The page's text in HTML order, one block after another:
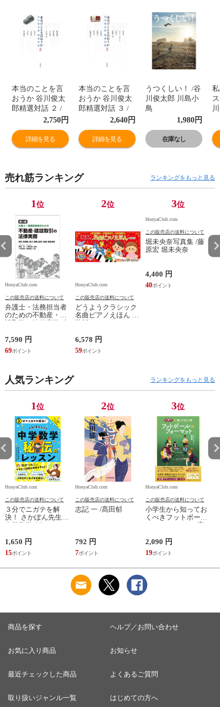
本当のことを言
おうか 谷川俊太
郎精選対話 ２ /
谷川俊太郎2,750円
詳細を見る
本当のことを言
おうか 谷川俊太
郎精選対話 ３ /
谷川俊太郎2,640円
詳細を見る
うつくしい！ /谷
川俊太郎 川島小
鳥
1,980円
在庫なし
売れ筋ランキング ランキングをもっと見る
1位
HonyaClub.com
この販売店の送料について
弁護士・法務担当者
のための不動産・建
開発、設計・監理、
建設請負 第２版 /富
田裕 小里佳嵩
7,590 円
69
2位
HonyaClub.com
この販売店の送料について
どうようクラシック
名曲ピアノえほん 新
ワシマミワコ
6,578 円
59
3位
HonyaClub.com
この販売店の送料について
堀未央奈写真集 /藤
原宏 堀未央奈
4,400 円
40
人気ランキング ランキングをもっと見る
1位
HonyaClub.com
この販売店の送料について
３分でニガテを解
決！ さかぽん先生の
1,650 円
15
2位
HonyaClub.com
この販売店の送料について
志記 一 /髙田郁
792 円
7
3位
HonyaClub.com
この販売店の送料について
小学生から知ってお
くべきフットボール
2,090 円
19
商品を探す
お気に入り商品
最近チェックした商品
取り扱いジャンル一覧
ヘルプ／お問い合わせ
お知らせ
よくあるご質問
はじめての方へ